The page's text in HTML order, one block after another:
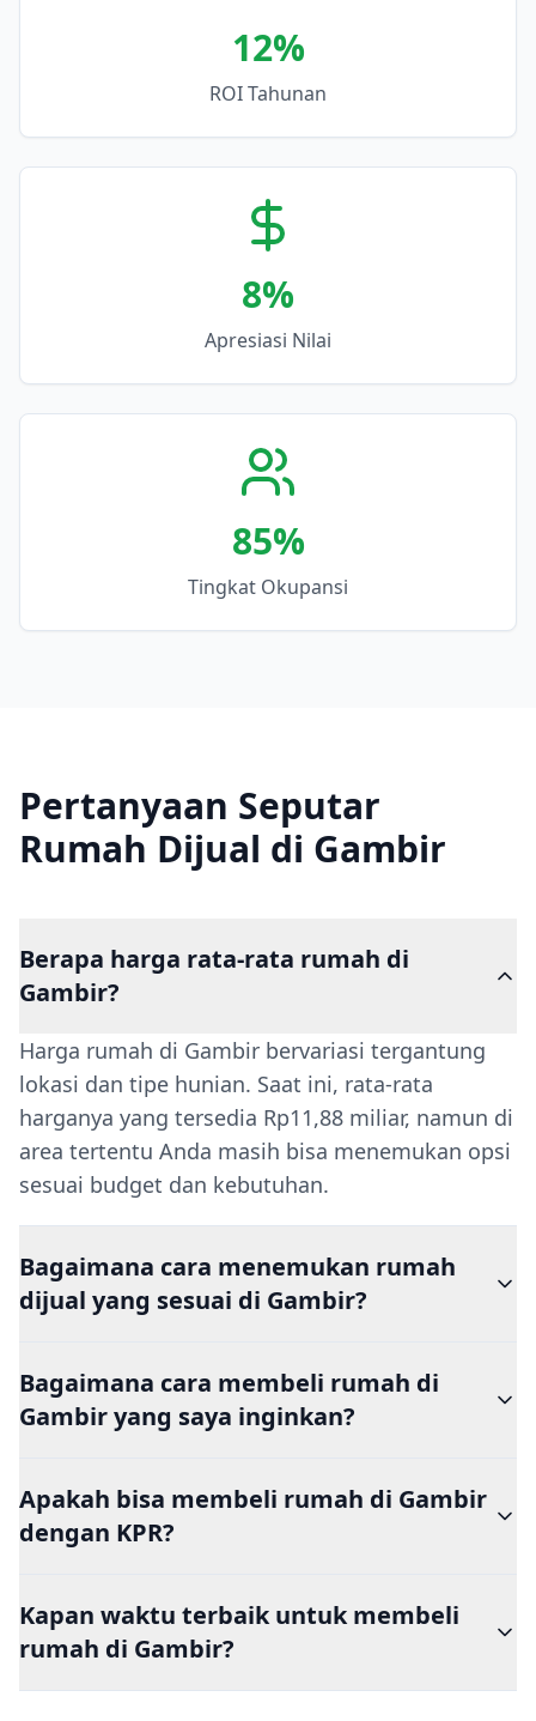
12%
ROI Tahunan
8%
Apresiasi Nilai
85%
Tingkat Okupansi
Pertanyaan Seputar
Rumah Dijual di Gambir
Berapa harga rata-rata rumah di
Gambir?
Harga rumah di Gambir bervariasi tergantung
lokasi dan tipe hunian. Saat ini, rata-rata
harganya yang tersedia Rp11,88 miliar, namun di
area tertentu Anda masih bisa menemukan opsi
sesuai budget dan kebutuhan.
Bagaimana cara menemukan rumah
dijual yang sesuai di Gambir?
Bagaimana cara membeli rumah di
Gambir yang saya inginkan?
Apakah bisa membeli rumah di Gambir
dengan KPR?
Kapan waktu terbaik untuk membeli
rumah di Gambir?